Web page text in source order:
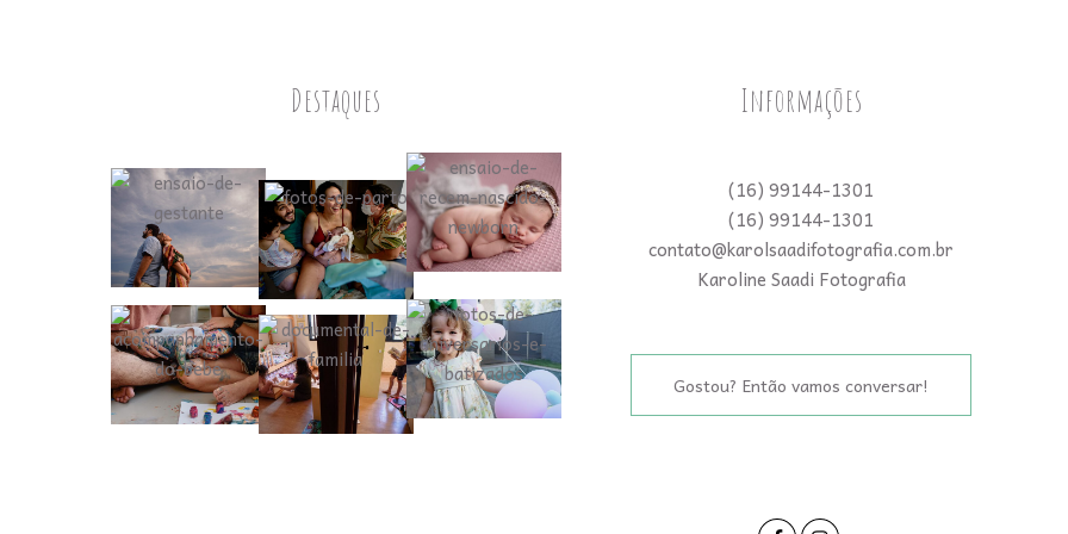
Destaques Informações
(16) 99144-1301
(16) 99144-1301
contato@karolsaadifotografia.com.br
Karoline Saadi Fotografia
Gostou? Então vamos conversar!